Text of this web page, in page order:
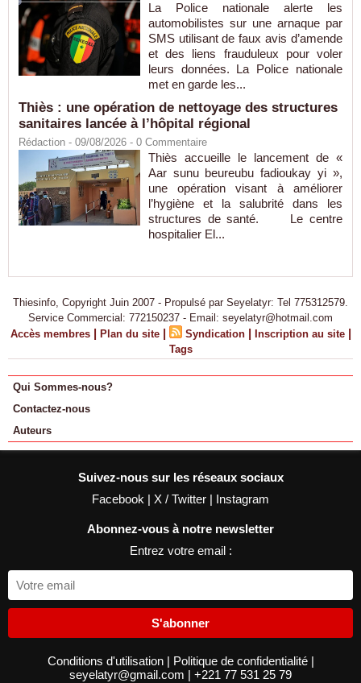
La Police nationale alerte les
automobilistes sur une arnaque par
SMS utilisant de faux avis d’amende
et des liens frauduleux pour voler
leurs données. La Police nationale
met en garde les...
Thiès : une opération de nettoyage des structures
sanitaires lancée à l’hôpital régional
Rédaction - 09/08/2026 - 0 Commentaire
Thiès accueille le lancement de «
Aar sunu beureubu fadioukay yi »,
une opération visant à améliorer
l’hygiène et la salubrité dans les
structures de santé. Le centre
hospitalier El...
Thiesinfo, Copyright Juin 2007 - Propulsé par Seyelatyr: Tel 775312579.
Service Commercial: 772150237 - Email: seyelatyr@hotmail.com
Accès membres | Plan du site | Syndication | Inscription au site |
Tags
Qui Sommes-nous?
Contactez-nous
Auteurs
Suivez-nous sur les réseaux sociaux
Facebook | X / Twitter | Instagram
Abonnez-vous à notre newsletter
Entrez votre email :
S'abonner
Conditions d'utilisation | Politique de confidentialité |
seyelatyr@gmail.com | +221 77 531 25 79